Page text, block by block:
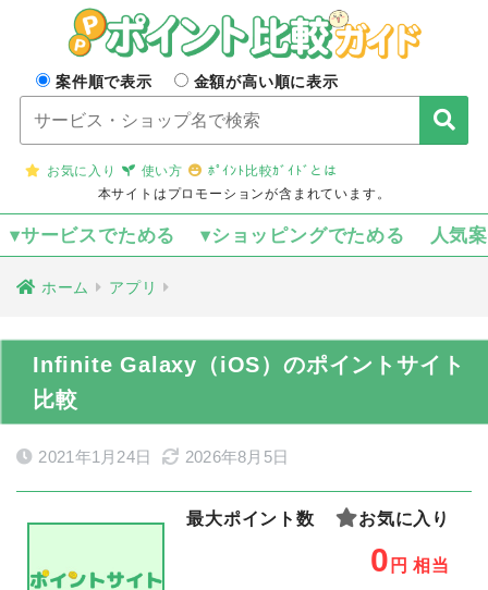
案件順で表示 金額が高い順に表示
お気に入り 使い方
ﾎﾟｲﾝﾄ比較ｶﾞｲﾄﾞとは
本サイトはプロモーションが含まれています。
▾サービスでためる ▾ショッピングでためる 人気
ホーム アプリ
Infinite Galaxy（iOS）のポイントサイト
比較
2021年1月24日 2026年8月5日
最大ポイント数 お気に入り
0 円 相当